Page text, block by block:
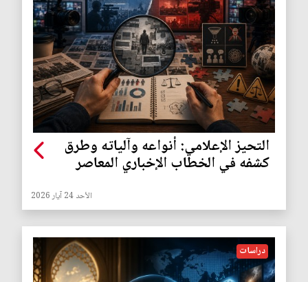
التحيز الإعلامي: أنواعه وآلياته وطرق
كشفه في الخطاب الإخباري المعاصر
الأحد 24 آيار 2026
دراسات